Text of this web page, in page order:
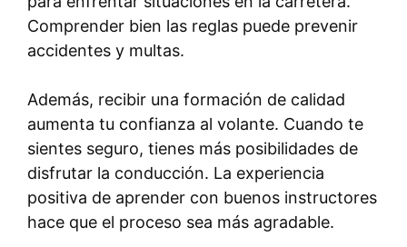
Comprender bien las reglas puede prevenir
accidentes y multas.
Además, recibir una formación de calidad
aumenta tu confianza al volante. Cuando te
sientes seguro, tienes más posibilidades de
disfrutar la conducción. La experiencia
positiva de aprender con buenos instructores
hace que el proceso sea más agradable.